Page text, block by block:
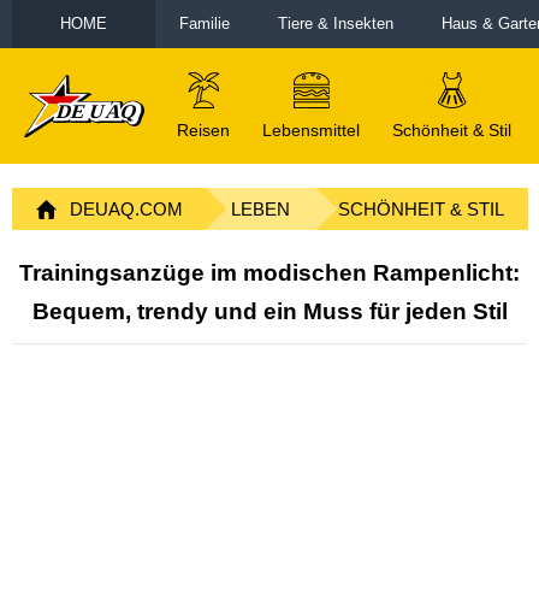
HOME Familie Tiere & Insekten Haus &
Reisen Lebensmittel Schönheit & Stil
DEUAQ.COM LEBEN SCHÖNHEIT & STIL
Trainingsanzüge im modischen Rampenlicht:
Bequem, trendy und ein Muss für jeden Stil